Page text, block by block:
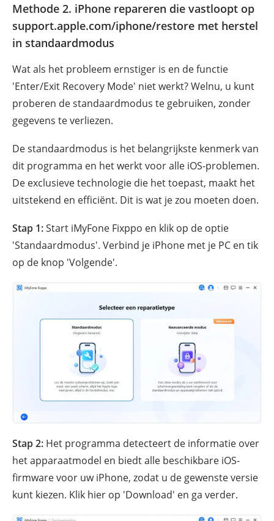
Methode 2. iPhone repareren die vastloopt op
support.apple.com/iphone/restore met herstel
in standaardmodus
Wat als het probleem ernstiger is en de functie
'Enter/Exit Recovery Mode' niet werkt? Welnu, u kunt
proberen de standaardmodus te gebruiken, zonder
gegevens te verliezen.
De standaardmodus is het belangrijkste kenmerk van
dit programma en het werkt voor alle iOS-problemen.
De exclusieve technologie die het toepast, maakt het
uitstekend en efficiënt. Dit is wat je zou moeten doen.
Stap 1:Start iMyFone Fixppo en klik op de optie
'Standaardmodus'. Verbind je iPhone met je PC en tik
op de knop 'Volgende'.
Stap 2: Het programma detecteert de informatie over
het apparaatmodel en biedt alle beschikbare iOS-
firmware voor uw iPhone, zodat u de gewenste versie
kunt kiezen. Klik hier op 'Download' en ga verder.